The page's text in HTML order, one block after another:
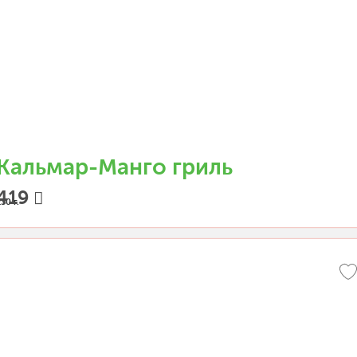
Манго гриль
г.